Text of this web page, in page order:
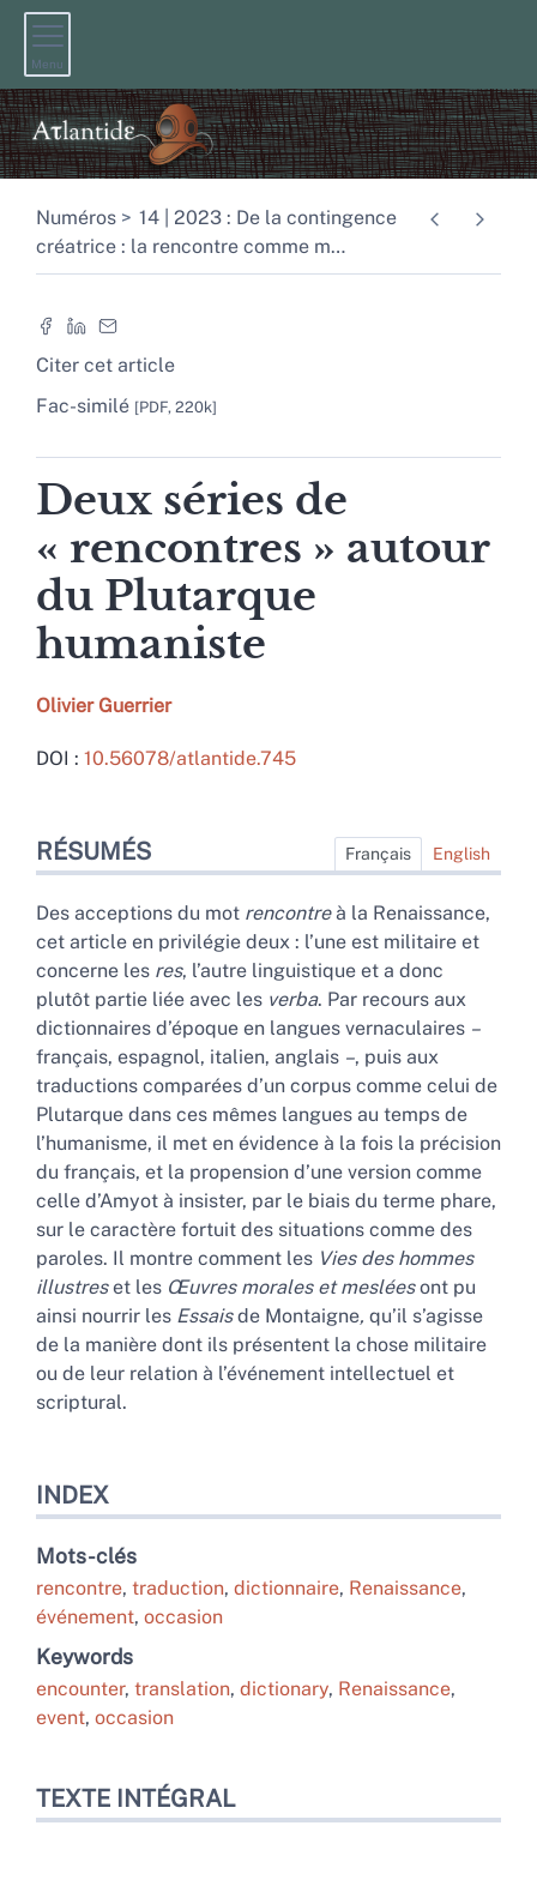
Menu
Numéros
14 | 2023 : De la contingence
créatrice : la rencontre comme m…
Citer cet article
Fac-similé [PDF, 220k]
Deux séries de
« rencontres » autour
du Plutarque
humaniste
Olivier Guerrier
DOI : 10.56078/atlantide.745
Index
Texte intégral
Bibliographie
Notes
Citer cet article
Auteur
RÉSUMÉS Français English
Des acceptions du mot rencontreà la Renaissance,
cet article en privilégie deux : l’une est militaire et
concerne les res, l’autre linguistique et a donc
plutôt partie liée avec les verba. Par recours aux
dictionnaires d’époque en langues vernaculaires –
français, espagnol, italien, anglais –, puis aux
traductions comparées d’un corpus comme celui de
Plutarque dans ces mêmes langues au temps de
l’humanisme, il met en évidence à la fois la précision
du français, et la propension d’une version comme
celle d’Amyot à insister, par le biais du terme phare,
sur le caractère fortuit des situations comme des
paroles. Il montre comment les Vies des hommes
illustreset les Œuvres morales et mesléesont pu
ainsi nourrir les Essaisde Montaigne, qu’il s’agisse
de la manière dont ils présentent la chose militaire
ou de leur relation à l’événement intellectuel et
scriptural.
INDEX
Mots-clés
rencontre, traduction, dictionnaire, Renaissance,
événement, occasion
Keywords
encounter, translation, dictionary, Renaissance,
event, occasion
TEXTE INTÉGRAL